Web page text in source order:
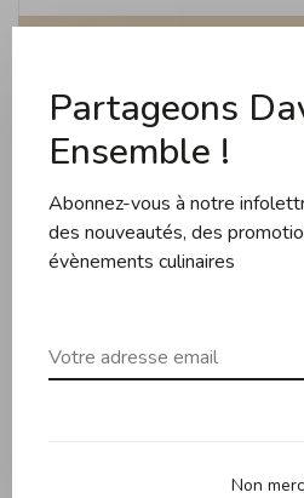
Expédition gratuite dès
Partager ce produit: Facebook
Partageons
Ensemble !
Abonnez-vous à notre
des nouveautés, des
évènements culinaires
Non